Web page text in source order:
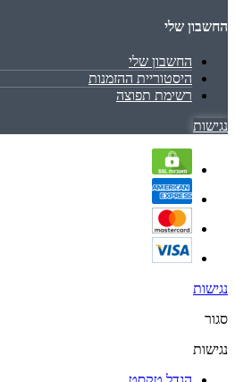
החשבון שלי
החשבון שלי
היסטוריית ההזמנות
רשימת תפוצה
נגישות
נגישות
סגור
נגישות